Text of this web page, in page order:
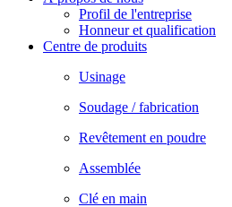
Profil de l'entreprise
Honneur et qualification
Centre de produits
Usinage
Soudage / fabrication
Revêtement en poudre
Assemblée
Clé en main